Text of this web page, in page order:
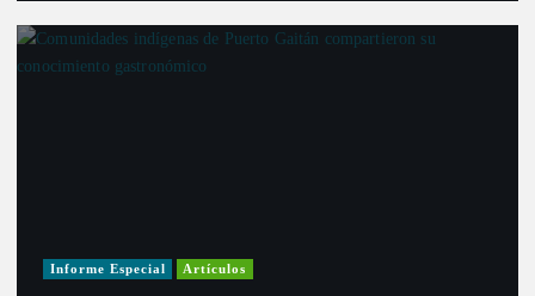
Informe Especial Artículos